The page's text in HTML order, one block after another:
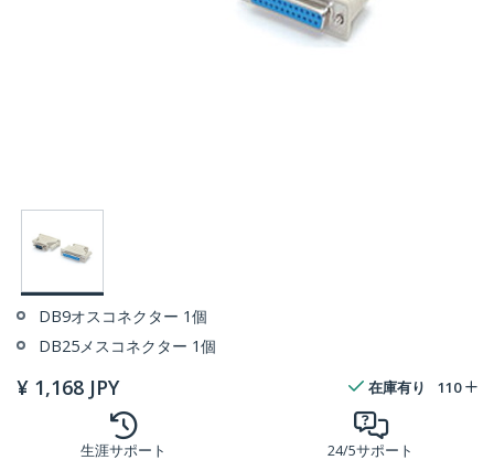
DB9オスコネクター 1個
DB25メスコネクター 1個
¥ 1,168 JPY 在庫有り 110
生涯サポート 24/5サポート